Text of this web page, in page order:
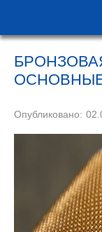
Опубликовано: